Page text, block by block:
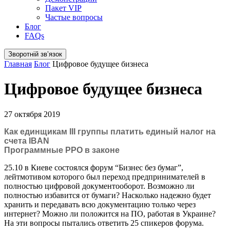
Пакет VIP
Частые вопросы
Блог
FAQs
Зворотній звʼязок
Главная Блог Цифровое будущее бизнеса
Цифровое будущее бизнеса
27 октября 2019
Как единщикам III группы платить единый налог на
счета IBAN
Программные РРО в законе
25.10 в Киеве состоялся форум “Бизнес без бумаг”,
лейтмотивом которого был переход предпринимателей в
полностью цифровой документооборот. Возможно ли
полностью избавится от бумаги? Насколько надежно будет
хранить и передавать всю документацию только через
интернет? Можно ли положится на ПО, работая в Украине?
На эти вопросы пытались ответить 25 спикеров форума.